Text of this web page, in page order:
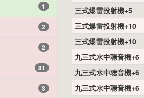
1
2
2
81
3
三式爆雷投射機+5
三式爆雷投射機+10
三式爆雷投射機+10
九三式水中聴音機+6
九三式水中聴音機+6
九三式水中聴音機+6